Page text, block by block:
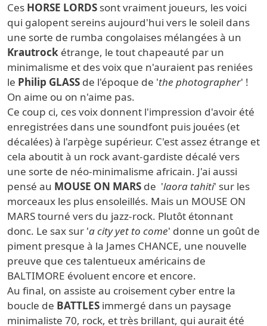
Ces HORSE LORDS sont vraiment joueurs, les voici
qui galopent sereins aujourd'hui vers le soleil dans
une sorte de rumba congolaises mélangées à un
Krautrock étrange, le tout chapeauté par un
minimalisme et des voix que n'auraient pas reniées
le Philip GLASS de l'époque de 'the photographer' !
On aime ou on n'aime pas.
Ce coup ci, ces voix donnent l'impression d'avoir été
enregistrées dans une soundfont puis jouées (et
décalées) à l'arpège supérieur. C'est assez étrange et
cela aboutit à un rock avant-gardiste décalé vers
une sorte de néo-minimalisme africain. J'ai aussi
pensé au MOUSE ON MARS de 'laora tahiti' sur les
morceaux les plus ensoleillés. Mais un MOUSE ON
MARS tourné vers du jazz-rock. Plutôt étonnant
donc. Le sax sur 'a city yet to come' donne un goût de
piment presque à la James CHANCE, une nouvelle
preuve que ces talentueux américains de
BALTIMORE évoluent encore et encore.
Au final, on assiste au croisement cyber entre la
boucle de BATTLES immergé dans un paysage
minimaliste 70, rock, et très brillant, qui aurait été